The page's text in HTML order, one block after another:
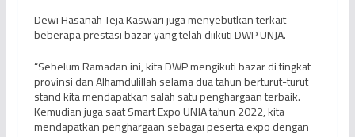
Dewi Hasanah Teja Kaswari juga menyebutkan terkait
beberapa prestasi bazar yang telah diikuti DWP UNJA.
“Sebelum Ramadan ini, kita DWP mengikuti bazar di tingkat
provinsi dan Alhamdulillah selama dua tahun berturut-turut
stand kita mendapatkan salah satu penghargaan terbaik.
Kemudian juga saat Smart Expo UNJA tahun 2022, kita
mendapatkan penghargaan sebagai peserta expo dengan